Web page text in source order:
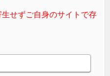
せずご自身のサイトで存